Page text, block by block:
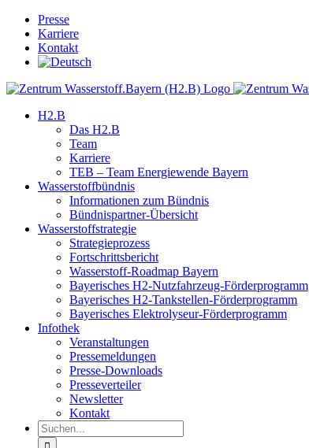
Skip
content
Presse
Karriere
Kontakt
H2.B
Das H2.B
Team
Karriere
TEB – Team Energiewende Bayern
Wasserstoffbündnis
Informationen zum Bündnis
Bündnispartner-Übersicht
Wasserstoffstrategie
Strategieprozess
Fortschrittsbericht
Wasserstoff-Roadmap Bayern
Bayerisches H2-Nutzfahrzeug-Förderprogramm
Bayerisches H2-Tankstellen-Förderprogramm
Bayerisches Elektrolyseur-Förderprogramm
Infothek
Veranstaltungen
Pressemeldungen
Presse-Downloads
Presseverteiler
Newsletter
Kontakt
Suche
nach: